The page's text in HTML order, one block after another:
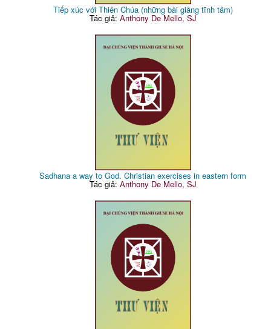
Tiếp xúc với Thiên Chúa (những bài giảng tĩnh tâm)
Tác giả: Anthony De Mello, SJ
Sadhana a way to God. Christian exercises in eastern form
Tác giả: Anthony De Mello, SJ